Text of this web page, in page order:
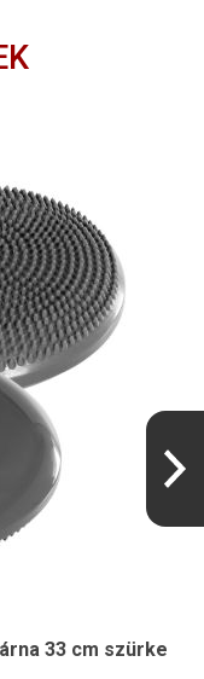
33 cm szürke